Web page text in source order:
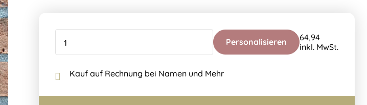
Personalisieren
64,94
inkl. MwSt.
Kauf auf Rechnung bei Namen und Mehr